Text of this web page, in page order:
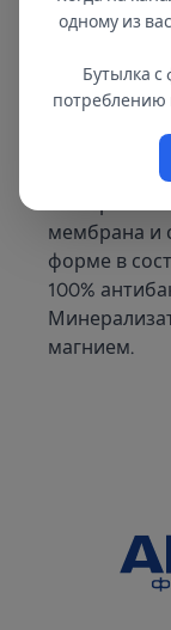
составе
АКВАЛЕН —
металлов.
финишная
мембрана и
форме в
100%
магнием.
одному из вас
Бутылка
потреблению